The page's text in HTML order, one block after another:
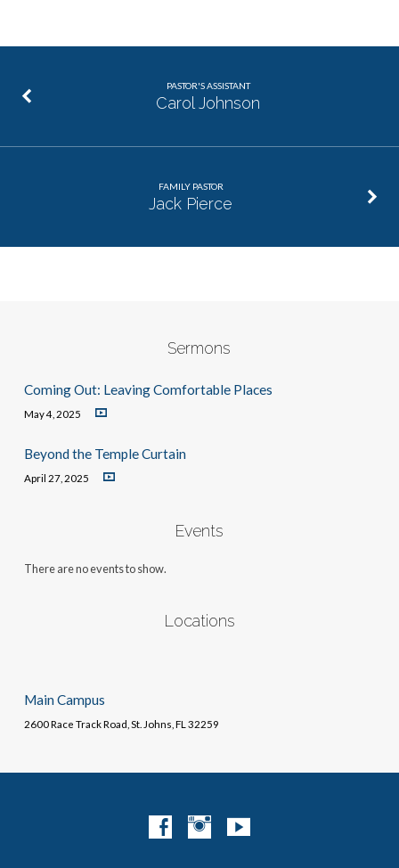
PASTOR'S ASSISTANT
Carol Johnson
FAMILY PASTOR
Jack Pierce
Sermons
Coming Out: Leaving Comfortable Places
May 4, 2025
Beyond the Temple Curtain
April 27, 2025
Events
There are no events to show.
Locations
Main Campus
2600 Race Track Road, St. Johns, FL 32259